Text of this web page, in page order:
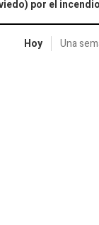
por el
Hoy Una